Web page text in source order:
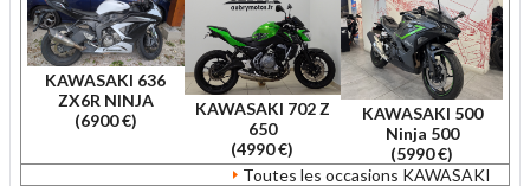
KAWASAKI 636
ZX6R NINJA
(6900 €)
KAWASAKI 702 Z
650
(4990 €)
KAWASAKI 500
Ninja 500
(5990 €)
Toutes les occasions KAWASAKI